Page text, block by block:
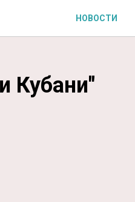
НОВОСТИ
Кубани"